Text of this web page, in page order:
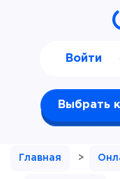
Выбрать
Войти
Главная >